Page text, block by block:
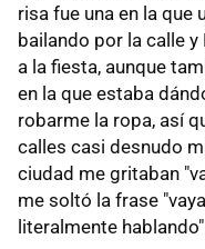
risa fue una en la que
bailando por la calle
a la fiesta, aunque
en la que estaba
robarme la ropa, así
calles casi desnudo
ciudad me gritaban
me soltó la frase
literalmente